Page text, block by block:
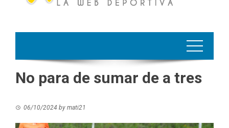
No para de sumar de a tres
06/10/2024 by mati21